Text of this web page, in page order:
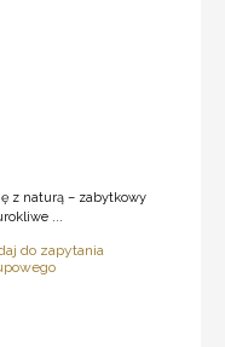
z naturą – zabytkowy
...